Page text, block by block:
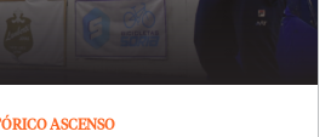
ASCENSO